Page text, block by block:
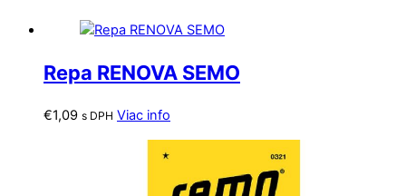
Repa RENOVA SEMO
€1,09 s DPH Viac info